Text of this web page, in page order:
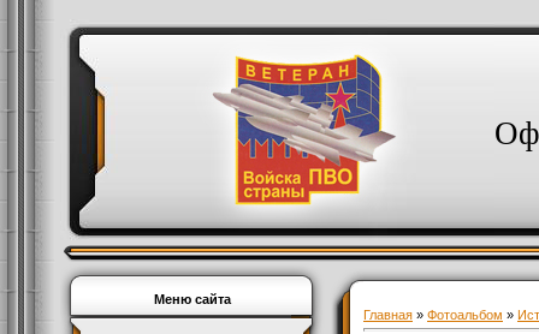
Меню сайта
Главная » Фотоальбом »